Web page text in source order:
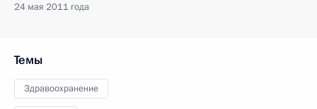
24 мая 2011 года
Темы
Здравоохранение